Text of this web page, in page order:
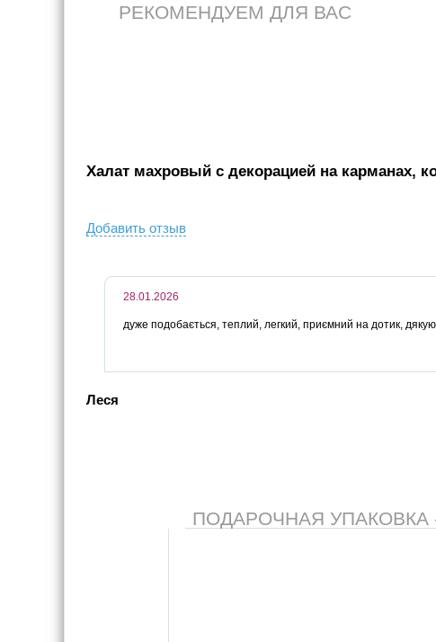
РЕКОМЕНДУЕМ ДЛЯ ВАС
Халат махровый с декорацией на карманах,
Добавить отзыв
28.01.2026
дуже подобається, теплий, легкий, приємний на дотик,
Леся
ПОДАРОЧНАЯ УПАКОВКА -